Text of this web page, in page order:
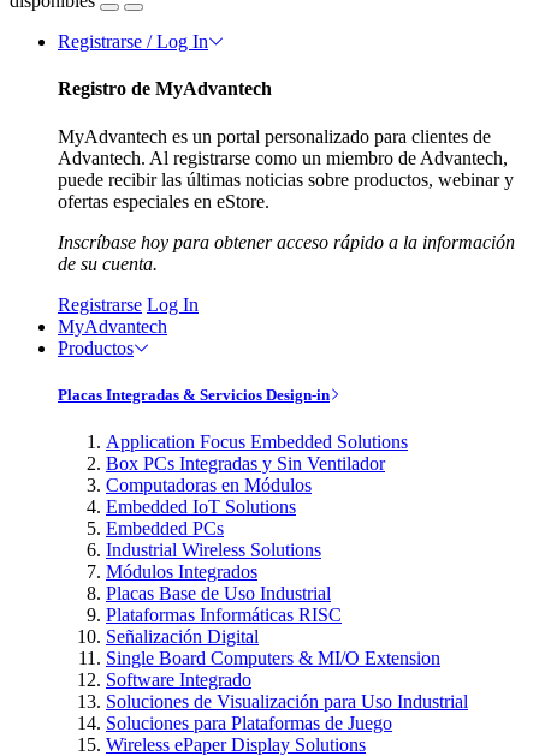
Registrarse / Log In
Registro de MyAdvantech
MyAdvantech es un portal personalizado para clientes de
Advantech. Al registrarse como un miembro de Advantech,
puede recibir las últimas noticias sobre productos, webinar y
ofertas especiales en eStore.
Inscríbase hoy para obtener acceso rápido a la información
de su cuenta.
Registrarse Log In
MyAdvantech
Productos
Placas Integradas & Servicios Design-in
Application Focus Embedded Solutions
Box PCs Integradas y Sin Ventilador
Computadoras en Módulos
Embedded IoT Solutions
Embedded PCs
Industrial Wireless Solutions
Módulos Integrados
Placas Base de Uso Industrial
Plataformas Informáticas RISC
Señalización Digital
Single Board Computers & MI/O Extension
Software Integrado
Soluciones de Visualización para Uso Industrial
Soluciones para Plataformas de Juego
Wireless ePaper Display Solutions